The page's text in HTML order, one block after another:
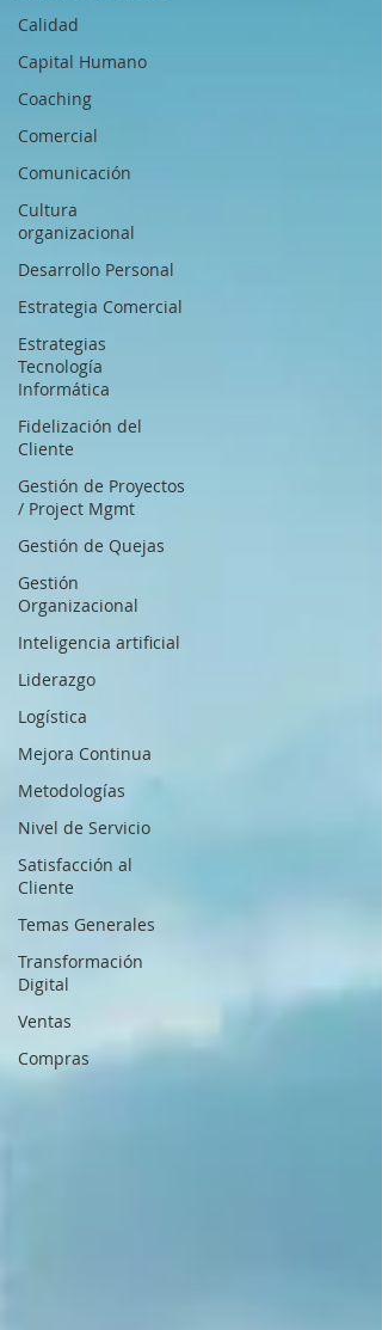
Calidad
Capital Humano
Coaching
Comercial
Comunicación
Cultura
organizacional
Desarrollo Personal
Estrategia Comercial
Estrategias
Tecnología
Informática
Fidelización del
Cliente
Gestión de Proyectos
/ Project Mgmt
Gestión de Quejas
Gestión
Organizacional
Inteligencia artificial
Liderazgo
Logística
Mejora Continua
Metodologías
Nivel de Servicio
Satisfacción al
Cliente
Temas Generales
Transformación
Digital
Ventas
Compras